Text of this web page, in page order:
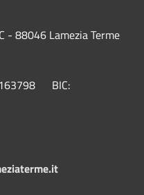
- 88046 Lamezia Terme
BIC: